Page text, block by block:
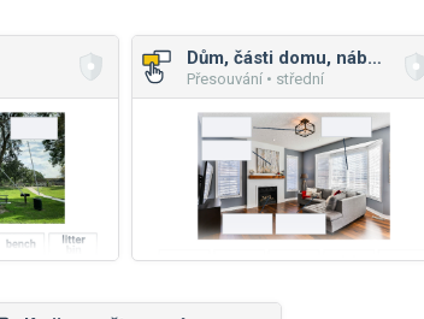
Dům, části domu, nábytek
Přesouvání • střední